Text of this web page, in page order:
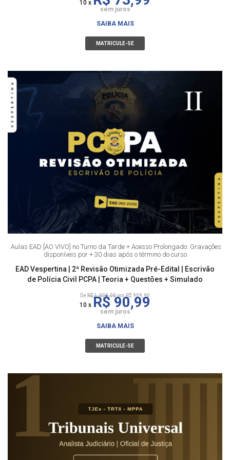
10 x
sem juros
SAIBA MAIS
MATRICULE-SE
Aulas EAD [AO VIVO] no Turno da Tarde + Acesso Prolongado: Gravações
disponíveis por + 30 dias após o término do curso
EAD Vespertina | 2ª Revisão Otimizada Pré-Edital | Escrivão
de Polícia Civil PCPA | Teoria + Questões + Simulado
DeR$ 1.000,00 por R$ 909,90
10 x R$ 90,99
sem juros
SAIBA MAIS
MATRICULE-SE